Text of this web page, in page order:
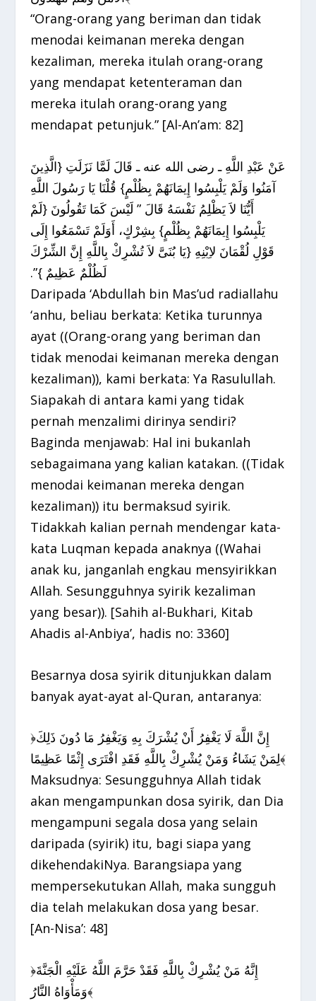
“Orang-orang yang beriman dan tidak
menodai keimanan mereka dengan
kezaliman, mereka itulah orang-orang
yang mendapat ketenteraman dan
mereka itulah orang-orang yang
mendapat petunjuk.” [Al-An’am: 82]
عَنْ عَبْدِ اللَّهِ ـ رضى الله عنه ـ قَالَ لَمَّا نَزَلَتِ ‏{‏الَّذِينَ
آمَنُوا وَلَمْ يَلْبِسُوا إِيمَانَهُمْ بِظُلْمٍ‏}‏ قُلْنَا يَا رَسُولَ اللَّهِ
أَيُّنَا لاَ يَظْلِمُ نَفْسَهُ قَالَ ‏”‏ لَيْسَ كَمَا تَقُولُونَ ‏{‏لَمْ
يَلْبِسُوا إِيمَانَهُمْ بِظُلْمٍ‏}‏ بِشِرْكٍ، أَوَلَمْ تَسْمَعُوا إِلَى
قَوْلِ لُقْمَانَ لاِبْنِهِ ‏{‏يَا بُنَىَّ لاَ تُشْرِكْ بِاللَّهِ إِنَّ الشِّرْكَ
لَظُلْمٌ عَظِيمٌ ‏}‏‏”‏‏.‏
Daripada ‘Abdullah bin Mas’ud radiallahu
‘anhu, beliau berkata: Ketika turunnya
ayat ((Orang-orang yang beriman dan
tidak menodai keimanan mereka dengan
kezaliman)), kami berkata: Ya Rasulullah.
Siapakah di antara kami yang tidak
pernah menzalimi dirinya sendiri?
Baginda menjawab: Hal ini bukanlah
sebagaimana yang kalian katakan. ((Tidak
menodai keimanan mereka dengan
kezaliman)) itu bermaksud syirik.
Tidakkah kalian pernah mendengar kata-
kata Luqman kepada anaknya ((Wahai
anak ku, janganlah engkau mensyirikkan
Allah. Sesungguhnya syirik kezaliman
yang besar)). [Sahih al-Bukhari, Kitab
Ahadis al-Anbiya’, hadis no: 3360]
Besarnya dosa syirik ditunjukkan dalam
banyak ayat-ayat al-Quran, antaranya:
﴿إِنَّ اللَّهَ لَا يَغْفِرُ أَنْ يُشْرَكَ بِهِ وَيَغْفِرُ مَا دُونَ ذَلِكَ
لِمَنْ يَشَاءُ وَمَنْ يُشْرِكْ بِاللَّهِ فَقَدِ افْتَرَى إِثْمًا عَظِيمًا﴾
Maksudnya: Sesungguhnya Allah tidak
akan mengampunkan dosa syirik, dan Dia
mengampuni segala dosa yang selain
daripada (syirik) itu, bagi siapa yang
dikehendakiNya. Barangsiapa yang
mempersekutukan Allah, maka sungguh
dia telah melakukan dosa yang besar.
[An-Nisa’: 48]
﴿إِنَّهُ مَنْ يُشْرِكْ بِاللَّهِ فَقَدْ حَرَّمَ اللَّهُ عَلَيْهِ الْجَنَّةَ
وَمَأْوَاهُ النَّارُ﴾